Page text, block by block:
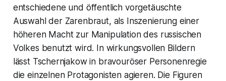
entschiedene und öffentlich vorgetäuschte
Auswahl der Zarenbraut, als Inszenierung einer
höheren Macht zur Manipulation des russischen
Volkes benutzt wird. In wirkungsvollen Bildern
lässt Tschernjakow in bravouröser Personenregie
die einzelnen Protagonisten agieren. Die Figuren